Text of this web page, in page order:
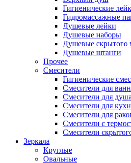
Гигиенические
Гидромассажные
Душевые лейки
Душевые наборы
Душевые скрытого
Душевые штанги
Прочее
Смесители
Гигиенические
Смесители для
Смесители для душа
Смесители для
Смесители для
Смесители с
Смесители
Зеркала
Круглые
Овальные